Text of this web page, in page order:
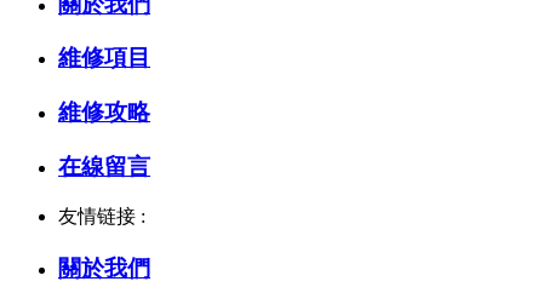
維修項目
維修攻略
在線留言
友情链接 :
關於我們